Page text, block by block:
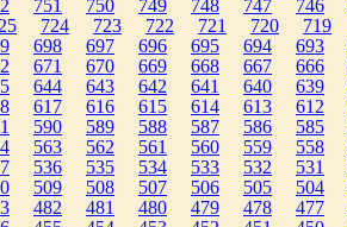
751 750 749 748 747 746
724 723 722 721 720 719
698 697 696 695 694 693
671 670 669 668 667 666
644 643 642 641 640 639
617 616 615 614 613 612
590 589 588 587 586 585
563 562 561 560 559 558
536 535 534 533 532 531
509 508 507 506 505 504
482 481 480 479 478 477